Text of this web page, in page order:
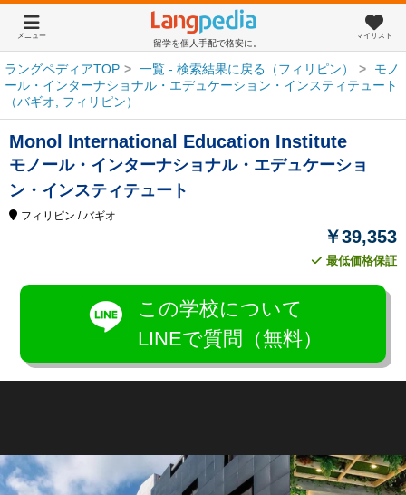
留学を個人手配で格安に。
メニュー マイリスト
ラングペディアTOP 一覧 - 検索結果に戻る（フィリピン）
モノ
ール・インターナショナル・エデュケーション・インスティテュート
（バギオ, フィリピン）
Monol International Education Institute
モノール・インターナショナル・エデュケーショ
ン・インスティテュート
フィリピン / バギオ
￥39,353
最低価格保証
この学校について
LINEで質問（無料）